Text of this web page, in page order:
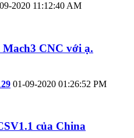
2020 11:12:40 AM
CNC với ạ.
01-09-2020 01:26:52 PM
của China